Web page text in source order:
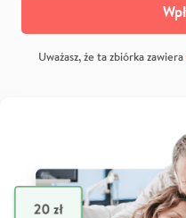
Uważasz, że ta zbiórka zawiera